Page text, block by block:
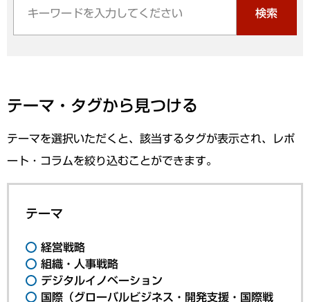
検索
テーマ・タグから見つける
テーマを選択いただくと、該当するタグが表示され、レポ
ート・コラムを絞り込むことができます。
テーマ
経営戦略
組織・人事戦略
デジタルイノベーション
国際（グローバルビジネス・開発支援・国際戦